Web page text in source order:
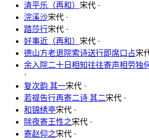
清平乐（再和） 宋代 ·
浣溪沙宋代 ·
踏莎行宋代 ·
好事近（再和） 宋代 ·
德山方老退院索诗送行即席口占宋
余入院二十日相知往往寄声相劳独
·
复次韵 其一宋代 ·
若禔告行再寄二诗 其二宋代 ·
和锦绣亭宋代 ·
除夜寄王性之宋代 ·
寄赵仰之宋代 ·